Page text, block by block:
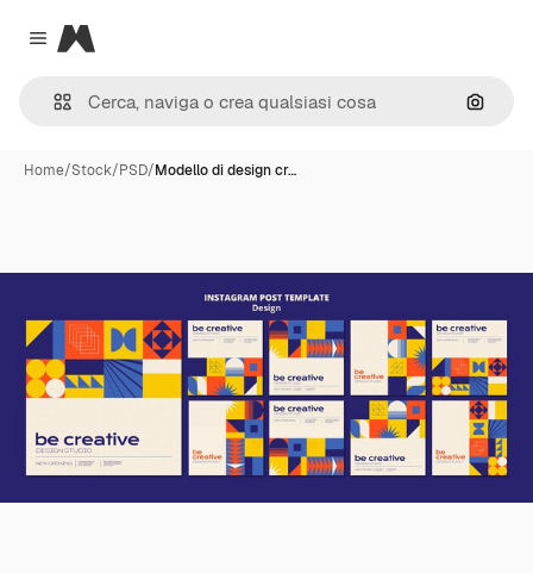
Close menu
Magnific
Cerca
Home/Stock/PSD/Modello di design cr…